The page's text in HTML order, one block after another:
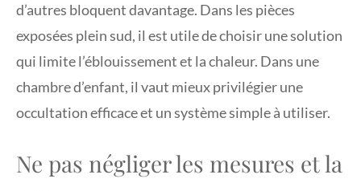
d’autres bloquent davantage. Dans les pièces
exposées plein sud, il est utile de choisir une solution
qui limite l’éblouissement et la chaleur. Dans une
chambre d’enfant, il vaut mieux privilégier une
occultation efficace et un système simple à utiliser.
Ne pas négliger les mesures et la